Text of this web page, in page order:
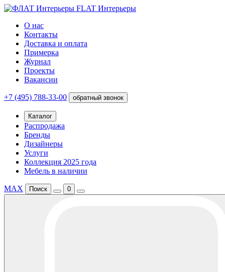
FLAT Интерьеры
О нас
Контакты
Доставка и оплата
Примерка
Журнал
Проекты
Вакансии
+7 (495) 788-33-00 обратный звонок
Каталог
Распродажа
Бренды
Дизайнеры
Услуги
Коллекция 2025 года
Мебель в наличии
MAX Поиск 0